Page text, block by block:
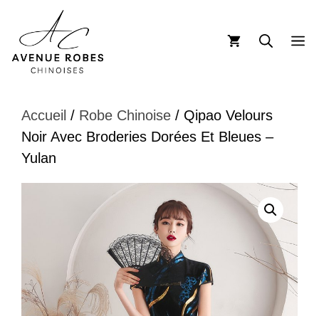
contenu
Accueil / Robe Chinoise / Qipao Velours
Noir Avec Broderies Dorées Et Bleues –
Yulan